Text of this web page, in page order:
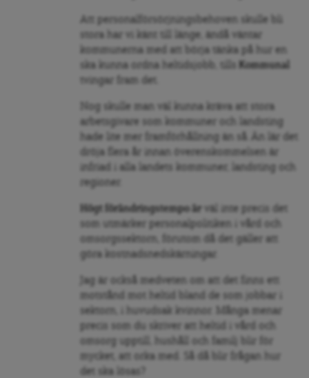
Att personalförsörjningsbehoven skulle bli
stora har vi känt till länge, ändå väntar
kommunerna med att börja tänka på hur en
ska kunna ordna heltidsjobb, tills
Kommunal
tvingar fram det.
Nog skulle man väl kunna kräva att stora
arbetsgivare som kommuner och landsting
hade lite mer framförhållning än så. Än lär det
dröja flera år innan överenskommelsen är
infriad i alla landets kommuner, landsting och
regioner.
Högt förändringstempo är
väl inte precis det
som utmärker personalpolitiken i vård och
omsorgssektorn, förutom då det gäller att
göra kostnadsnedskärningar.
Jag är också medveten om att det finns ett
motstånd mot heltid bland de som jobbar i
sektorn, i huvudsak kvinnor. Många menar
precis som du skriver att heltid i vård och
omsorg upptill, hushåll och familj blir för
mycket, att orka med. Så då blir frågan hur
det ska lösas?